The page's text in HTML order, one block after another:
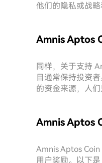
他们的隐私或战略
Amnis Aptos
同样，关于支持
目通常保持投资
的资金来源，人
Amnis Aptos
Amnis Aptos
用户奖励。以下是